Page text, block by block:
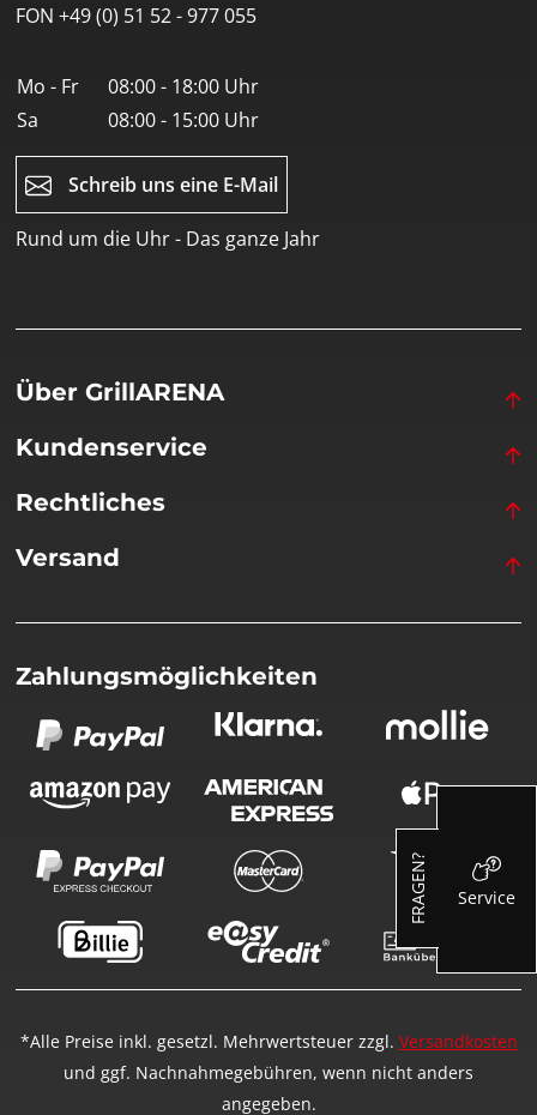
FON +49 (0) 51 52 - 977 055
Mo - Fr
08:00 - 18:00 Uhr
Sa
08:00 - 15:00 Uhr
Schreib uns eine E-Mail
Rund um die Uhr - Das ganze Jahr
Über GrillARENA
Kundenservice
Rechtliches
Versand
Zahlungsmöglichkeiten
*Alle Preise inkl. gesetzl. Mehrwertsteuer zzgl. Versandkosten
und ggf. Nachnahmegebühren, wenn nicht anders
angegeben.
FRAGEN? Service